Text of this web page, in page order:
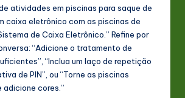
atividades em piscinas para saque de
caixa eletrônico com as piscinas de
de Caixa Eletrônico.” Refine por
“Adicione o tratamento de
“Inclua um laço de repetição
de PIN”, ou “Torne as piscinas
cores.”